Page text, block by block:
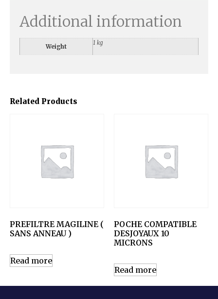
Related Products
PREFILTRE MAGILINE (
SANS ANNEAU )
Read more
POCHE COMPATIBLE
DESJOYAUX 10
MICRONS
Read more
Additional information
Weight
1 kg